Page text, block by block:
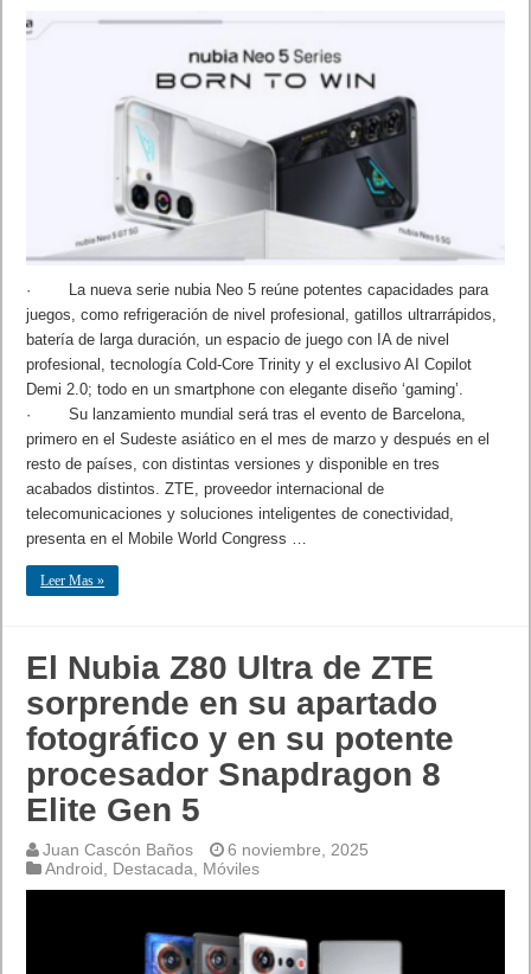
· La nueva serie nubia Neo 5 reúne potentes capacidades para
juegos, como refrigeración de nivel profesional, gatillos ultrarrápidos,
batería de larga duración, un espacio de juego con IA de nivel
profesional, tecnología Cold-Core Trinity y el exclusivo AI Copilot
Demi 2.0; todo en un smartphone con elegante diseño ‘gaming’.
· Su lanzamiento mundial será tras el evento de Barcelona,
primero en el Sudeste asiático en el mes de marzo y después en el
resto de países, con distintas versiones y disponible en tres
acabados distintos. ZTE, proveedor internacional de
telecomunicaciones y soluciones inteligentes de conectividad,
presenta en el Mobile World Congress …
Leer Mas »
El Nubia Z80 Ultra de ZTE
sorprende en su apartado
fotográfico y en su potente
procesador Snapdragon 8
Elite Gen 5
Juan Cascón Baños
6 noviembre, 2025
Android
Destacada Móviles